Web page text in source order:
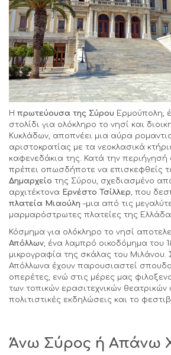
Η πρωτεύουσα της Σύρου Ερμούπολη,
στολίδι για ολόκληρο το νησί και
Κυκλάδων, αποπνέει μια αύρα
αριστοκρατίας με τα νεοκλασικά
καφενεδάκια της. Κατά την περιήγησή
πρέπει οπωσδήποτε να επισκεφθείς
Δημαρχείο της Σύρου, σχεδιασμένο
αρχιτέκτονα Ερνέστο Τσίλλερ , που
πλατεία Μιαούλη –μια από τις
μαρμαρόστρωτες πλατείες της
Κόσμημα για ολόκληρο το νησί
Απόλλων , ένα λαμπρό οικοδόμημα του
μικρογραφία της σκάλας του Μιλάνου.
Απόλλωνα έχουν παρουσιαστεί
οπερέτες, ενώ στις μέρες μας
των τοπικών ερασιτεχνικών θεατρικών
πολιτιστικές εκδηλώσεις και το
Άνω Σύρος ή Απάνω